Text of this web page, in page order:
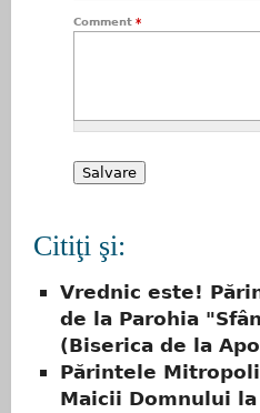
Comment *
Citiţi şi:
Vrednic este!
de la Parohia
(Biserica de la
Părintele
Maicii Domnului